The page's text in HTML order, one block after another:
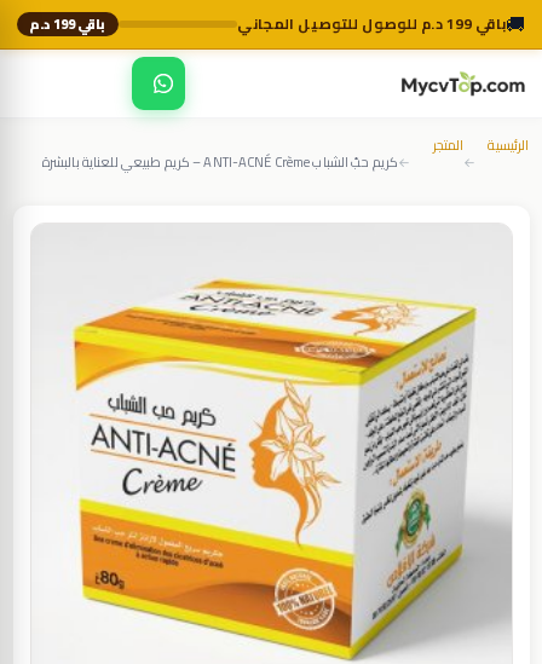
🚚باقي 199 د.م للوصول للتوصيل المجاني باقي 199 د.م
MycvTop
الرئيسية
←
المتجر
←كريم حبّ الشباب ANTI-ACNÉ Crème – كريم طبيعي للعناية بالبشرة